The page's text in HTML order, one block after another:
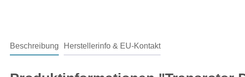
Beschreibung Herstellerinfo & EU-Kontakt